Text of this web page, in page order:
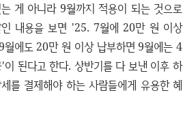
게 아니라 9월까지 적용이 되는 것으로
인 내용을 보면 '25. 7월에 20만 원 이상
에도 20만 원 이상 납부하면 9월에는 4
된다고 한다. 상반기를 다 보낸 이후 하
를 결제해야 하는 사람들에게 유용한 혜